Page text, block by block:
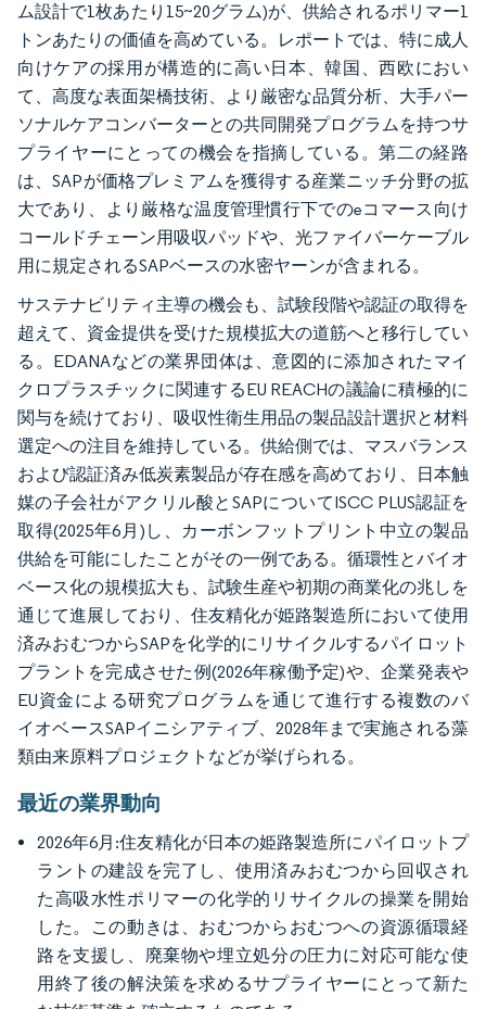
ム設計で1枚あたり15~20グラム)が、供給されるポリマー1
トンあたりの価値を高めている。レポートでは、特に成人
向けケアの採用が構造的に高い日本、韓国、西欧におい
て、高度な表面架橋技術、より厳密な品質分析、大手パー
ソナルケアコンバーターとの共同開発プログラムを持つサ
プライヤーにとっての機会を指摘している。第二の経路
は、SAPが価格プレミアムを獲得する産業ニッチ分野の拡
大であり、より厳格な温度管理慣行下でのeコマース向け
コールドチェーン用吸収パッドや、光ファイバーケーブル
用に規定されるSAPベースの水密ヤーンが含まれる。
サステナビリティ主導の機会も、試験段階や認証の取得を
超えて、資金提供を受けた規模拡大の道筋へと移行してい
る。EDANAなどの業界団体は、意図的に添加されたマイ
クロプラスチックに関連するEU REACHの議論に積極的に
関与を続けており、吸収性衛生用品の製品設計選択と材料
選定への注目を維持している。供給側では、マスバランス
および認証済み低炭素製品が存在感を高めており、日本触
媒の子会社がアクリル酸とSAPについてISCC PLUS認証を
取得(2025年6月)し、カーボンフットプリント中立の製品
供給を可能にしたことがその一例である。循環性とバイオ
ベース化の規模拡大も、試験生産や初期の商業化の兆しを
通じて進展しており、住友精化が姫路製造所において使用
済みおむつからSAPを化学的にリサイクルするパイロット
プラントを完成させた例(2026年稼働予定)や、企業発表や
EU資金による研究プログラムを通じて進行する複数のバ
イオベースSAPイニシアティブ、2028年まで実施される藻
類由来原料プロジェクトなどが挙げられる。
最近の業界動向
2026年6月:住友精化が日本の姫路製造所にパイロットプ
ラントの建設を完了し、使用済みおむつから回収され
た高吸水性ポリマーの化学的リサイクルの操業を開始
した。この動きは、おむつからおむつへの資源循環経
路を支援し、廃棄物や埋立処分の圧力に対応可能な使
用終了後の解決策を求めるサプライヤーにとって新た